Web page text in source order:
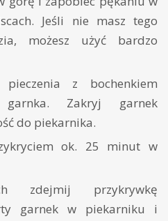
Jeśli nie masz tego
możesz użyć bardzo
z bochenkiem
Zakryj garnek
do piekarnika.
ok. 25 minut w
zdejmij przykrywkę
garnek w piekarniku i